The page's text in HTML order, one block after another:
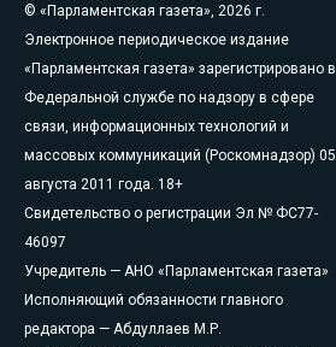
© «Парламентская газета», 2026 г.
Электронное периодическое издание
«Парламентская газета» зарегистрировано в
Федеральной службе по надзору в сфере
связи, информационных технологий и
массовых коммуникаций (Роскомнадзор) 05
августа 2011 года. 18+
Свидетельство о регистрации Эл № ФС77-
46097
Учредитель — АНО «Парламентская газета»
Исполняющий обязанности главного
редактора — Абдуллаев М.Р.